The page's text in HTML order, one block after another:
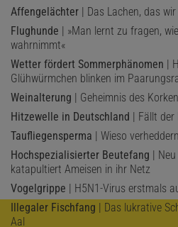
Affengelächter | Das Lachen, das
Flughunde | »Man lernt zu fragen,
wahrnimmt«
Wetter fördert Sommerphänomen |
Glühwürmchen blinken im
Weinalterung | Geheimnis des
Hitzewelle in Deutschland | Fällt der
Taufliegensperma | Wieso
Hochspezialisierter Beutefang |
katapultiert Ameisen in ihr Netz
Vogelgrippe | H5N1-Virus erstmals
Illegaler Fischfang | Das lukrative
Aal